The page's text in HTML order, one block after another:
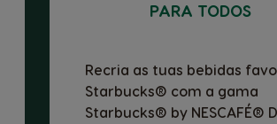
PARA TODOS
Recria as tuas bebidas
Starbucks® com a gama
Starbucks® by NESCAFÉ®